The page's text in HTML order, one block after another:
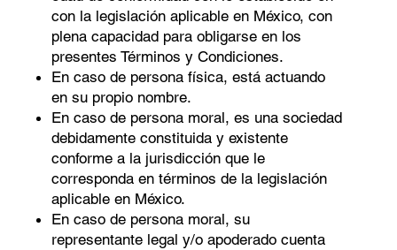
con la legislación aplicable en México, con
plena capacidad para obligarse en los
presentes Términos y Condiciones.
En caso de persona física, está actuando
en su propio nombre.
En caso de persona moral, es una sociedad
debidamente constituida y existente
conforme a la jurisdicción que le
corresponda en términos de la legislación
aplicable en México.
En caso de persona moral, su
representante legal y/o apoderado cuenta